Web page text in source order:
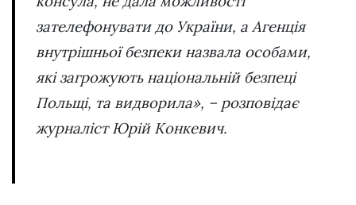
зателефонувати до України, а Агенція
внутрішньої безпеки назвала особами,
які загрожують національній безпеці
Польщі, та видворила», – розповідає
журналіст Юрій Конкевич.